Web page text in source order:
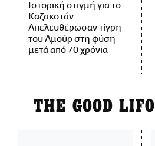
Ιστορική στιγμή για το
Καζακστάν:
Απελευθέρωσαν τίγρη
του Αμούρ στη φύση
μετά από 70 χρόνια
THE GOOD LIFO